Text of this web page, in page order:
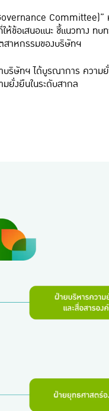
อเสนอแนะ ชี้แนวทาง ทบ
สาหกรรมของบริษัทฯ
ษัทฯ ได้บูรณาการ ความ
ยั่งยืนในระดับสากล